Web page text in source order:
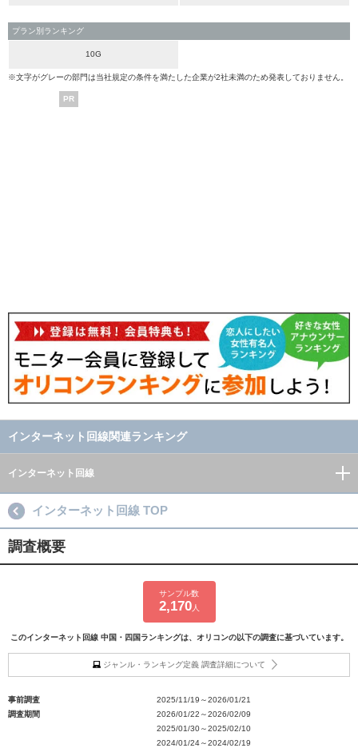
プラン別ランキング
10G
※文字がグレーの部門は当社規定の条件を満たした企業が2社未満のため発表しておりません。
PR
インターネット回線関連ランキング
インターネット回線
インターネット回線 TOP
調査概要
サンプル数
2,170人
このインターネット回線 中国・四国ランキングは、オリコンの以下の調査に基づいています。
ジャンル・ランキング定義 調査詳細について
事前調査
2025/11/19～2026/01/21
調査期間
2026/01/22～2026/02/09
2025/01/30～2025/02/10
2024/01/24～2024/02/19